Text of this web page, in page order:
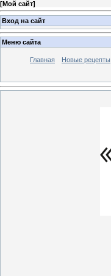
[Мой сайт]
Вход на сайт
Меню сайта
Главная Новые рецепты